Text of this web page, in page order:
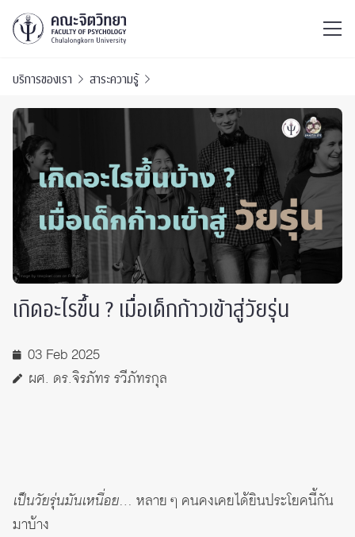
บริการของเรา สาระความรู้
เกิดอะไรขึ้น ? เมื่อเด็กก้าวเข้าสู่วัยรุ่น
03 Feb 2025
ผศ. ดร.จิรภัทร รวีภัทรกุล
เป็นวัยรุ่นมันเหนื่อย… หลาย ๆ คนคงเคยได้ยินประโยคนี้กัน
มาบ้าง